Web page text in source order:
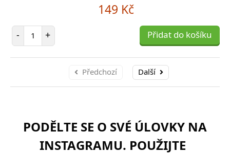
149 Kč
- Počet položek
+ Přidat do košíku
Předchozí Další
PODĚLTE SE O SVÉ ÚLOVKY NA
INSTAGRAMU. POUŽIJTE